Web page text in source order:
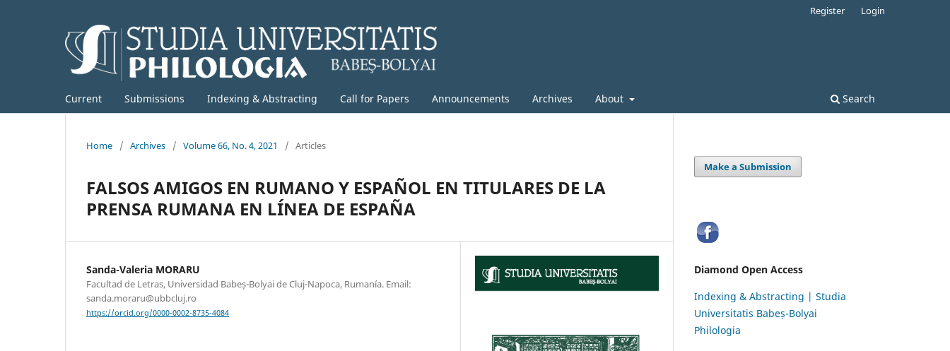
Current Submissions Indexing & Abstracting Call for Papers Announcements Archives About Search
Register Login
Home / Archives / Volume 66, No. 4, 2021 / Articles
FALSOS AMIGOS EN RUMANO Y ESPAÑOL EN TITULARES DE LA
PRENSA RUMANA EN LÍNEA DE ESPAÑA
Sanda-Valeria MORARU
Facultad de Letras, Universidad Babeș-Bolyai de Cluj-Napoca, Rumanía. Email:
sanda.moraru@ubbcluj.ro
https://orcid.org/0000-0002-8735-4084
Make a Submission
Diamond Open Access
Indexing & Abstracting | Studia
Universitatis Babeș-Bolyai
Philologia